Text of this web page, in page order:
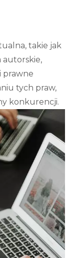
takie jak
autorskie,
prawne
tych praw,
konkurencji.